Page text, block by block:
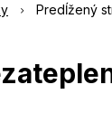
Predĺžený